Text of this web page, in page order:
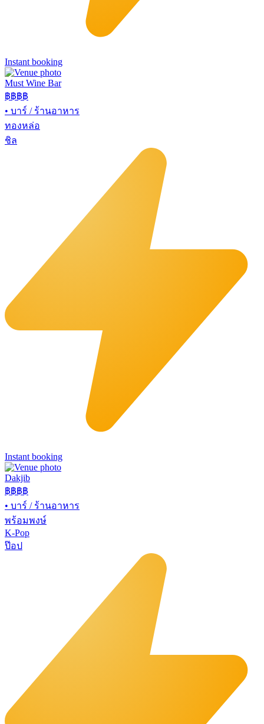
Instant booking
Must Wine Bar
฿฿฿฿
• บาร์ / ร้านอาหาร
ทองหล่อ
ชิล
Instant booking
Dakjib
฿฿฿฿
• บาร์ / ร้านอาหาร
พร้อมพงษ์
K-Pop
ป๊อป